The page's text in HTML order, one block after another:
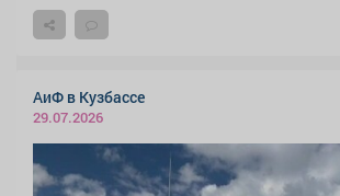
АиФ в Кузбассе
29.07.2026